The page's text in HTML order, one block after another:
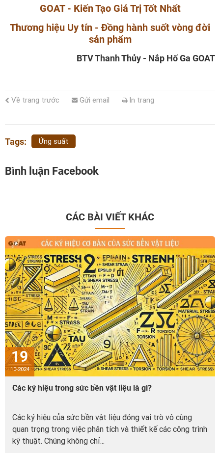
GOAT - Kiến Tạo Giá Trị Tốt Nhất
Thương hiệu Uy tín - Đồng hành suốt vòng đời
sản phẩm
BTV Thanh Thủy - Nắp Hố Ga GOAT
Về trang trước Gửi email In trang
Tags: Ứng suất
Bình luận Facebook
CÁC BÀI VIẾT KHÁC
19
10-2024
Các ký hiệu trong sức bền vật liệu là gì?
Các ký hiệu của sức bền vật liệu đóng vai trò vô cùng
quan trọng trong việc phân tích và thiết kế các công trình
kỹ thuật. Chúng không chỉ...